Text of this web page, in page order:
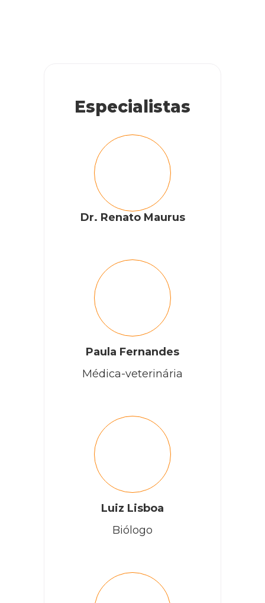
Especialistas
Dr. Renato Maurus
Paula Fernandes
Médica-veterinária
Luiz Lisboa
Biólogo